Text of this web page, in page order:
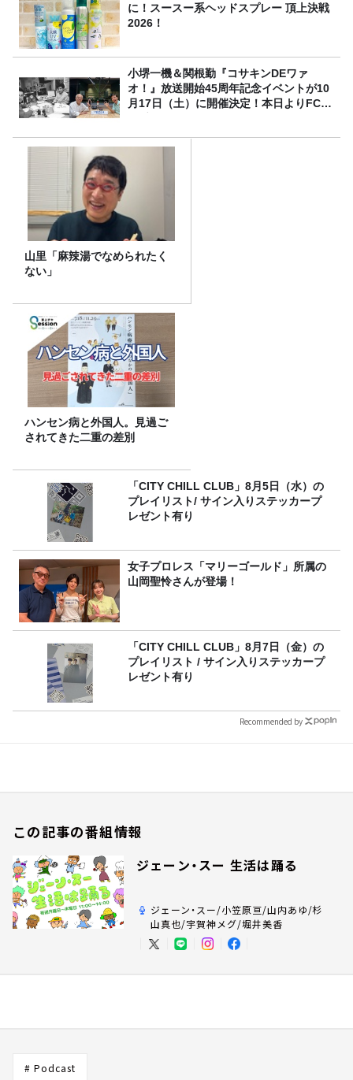
に！スースー系ヘッドスプレー 頂上決戦
2026！
小堺一機＆関根勤『コサキンDEワァ
オ！』放送開始45周年記念イベントが10
月17日（土）に開催決定！本日よりFC先
山里「麻辣湯でなめられたく
ない」
ハンセン病と外国人。見過ご
されてきた二重の差別
「CITY CHILL CLUB」8月5日（水）の
プレイリスト/ サイン入りステッカープ
レゼント有り
女子プロレス「マリーゴールド」所属の
山岡聖怜さんが登場！
「CITY CHILL CLUB」8月7日（金）の
プレイリスト / サイン入りステッカープ
レゼント有り
Recommended by
この記事の番組情報
ジェーン・スー 生活は踊る
ジェーン・スー/小笠原亘/山内あゆ/杉
山真也/宇賀神メグ/堀井美香
# Podcast